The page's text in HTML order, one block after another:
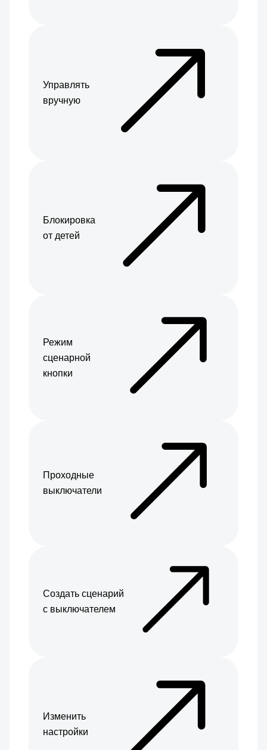
Управлять
вручную
Блокировка
от детей
Режим
сценарной
кнопки
Проходные
выключатели
Создать сценарий
с выключателем
Изменить
настройки